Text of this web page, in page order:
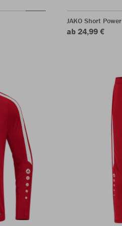
JAKO Short Power
ab 24,99 €